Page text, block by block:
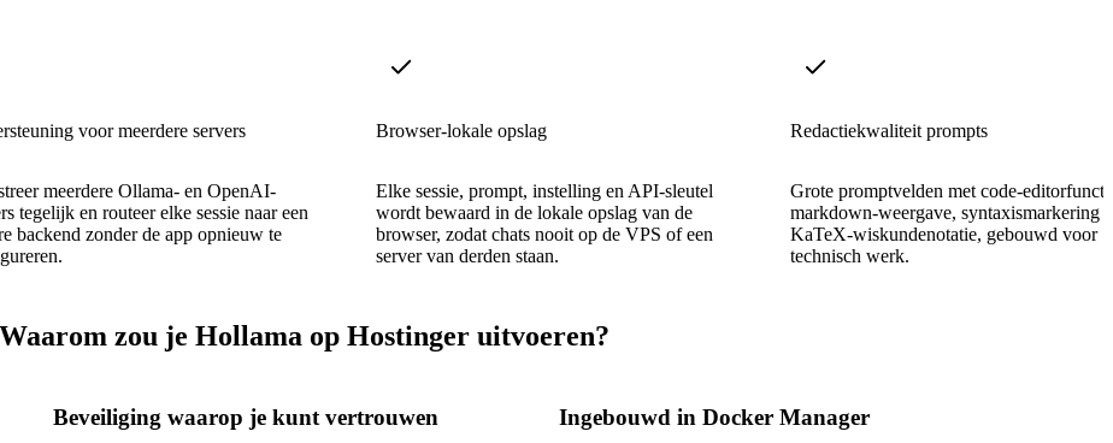
voor meerdere servers
meerdere Ollama- en OpenAI-
tegelijk en routeer elke sessie naar een
backend zonder de app opnieuw te
Browser-lokale opslag
Elke sessie, prompt, instelling en API-sleutel
wordt bewaard in de lokale opslag van de
browser, zodat chats nooit op de VPS of een
server van derden staan.
Redactiekwaliteit prompts
Grote promptvelden met code-
markdown-weergave, syntaxismarkering
KaTeX-wiskundenotatie, gebouwd voor
technisch werk.
Waarom zou je Hollama op Hostinger uitvoeren?
Beveiliging waarop je kunt vertrouwen Ingebouwd in Docker Manager